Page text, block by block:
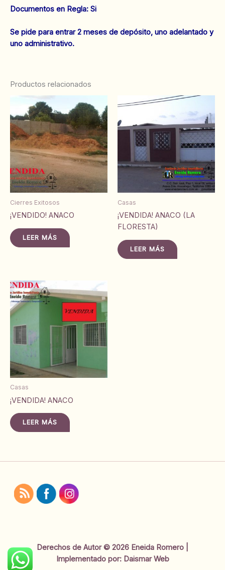
‌Documentos en Regla: Si
Se pide para entrar 2 meses de depósito, uno adelantado y
uno administrativo.
Productos relacionados
Cierres Exitosos
¡VENDIDO! ANACO
LEER MÁS
Casas
¡VENDIDA! ANACO (LA
FLORESTA)
LEER MÁS
Casas
¡VENDIDA! ANACO
LEER MÁS
Derechos de Autor © 2026 Eneida Romero |
Implementado por: Daismar Web